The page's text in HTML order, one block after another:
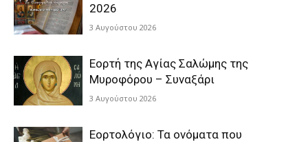
2026
3 Αυγούστου 2026
Εορτή της Αγίας Σαλώμης της
Μυροφόρου – Συναξάρι
3 Αυγούστου 2026
Εορτολόγιο: Τα ονόματα που